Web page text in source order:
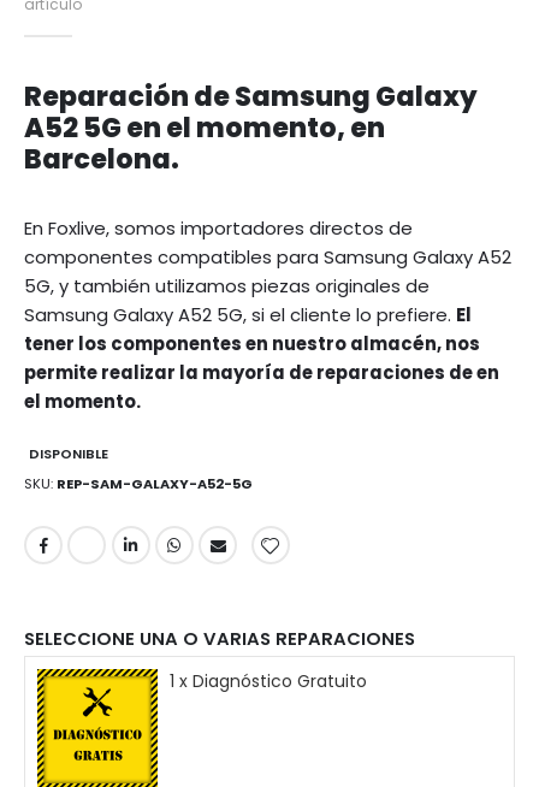
artículo
Reparación de Samsung Galaxy
A52 5G en el momento, en
Barcelona.
En Foxlive, somos importadores directos de
componentes compatibles para Samsung Galaxy A52
5G, y también utilizamos piezas originales de
Samsung Galaxy A52 5G, si el cliente lo prefiere. El
tener los componentes en nuestro almacén, nos
permite realizar la mayoría de reparaciones de en
el momento.
DISPONIBLE
SKU REP-SAM-GALAXY-A52-5G
SELECCIONE UNA O VARIAS REPARACIONES
1 x Diagnóstico Gratuito